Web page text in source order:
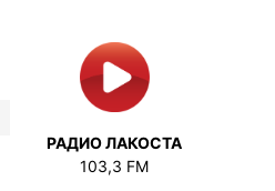
РАДИО ЛАКОСТА
103,3 FM